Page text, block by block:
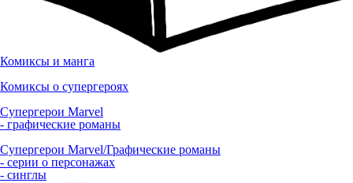
Комиксы и манга
Комиксы о супергероях
Супергерои Marvel
- графические романы
Супергерои Marvel/Графические романы
- серии о персонажах
- синглы